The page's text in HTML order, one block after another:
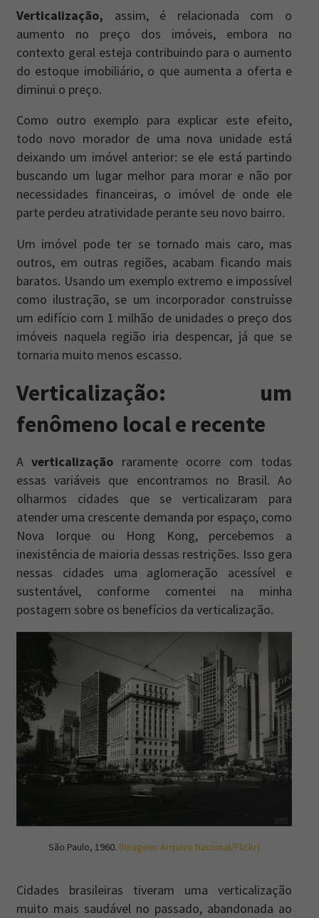
Verticalização, assim, é relacionada com o
aumento no preço dos imóveis, embora no
contexto geral esteja contribuindo para o aumento
do estoque imobiliário, o que aumenta a oferta e
diminui o preço.
Como outro exemplo para explicar este efeito,
todo novo morador de uma nova unidade está
deixando um imóvel anterior: se ele está partindo
buscando um lugar melhor para morar e não por
necessidades financeiras, o imóvel de onde ele
parte perdeu atratividade perante seu novo bairro.
Um imóvel pode ter se tornado mais caro, mas
outros, em outras regiões, acabam ficando mais
baratos. Usando um exemplo extremo e impossível
como ilustração, se um incorporador construísse
um edifício com 1 milhão de unidades o preço dos
imóveis naquela região iria despencar, já que se
tornaria muito menos escasso.
Verticalização: um
fenômeno local e recente
Averticalização raramente ocorre com todas
essas variáveis que encontramos no Brasil. Ao
olharmos cidades que se verticalizaram para
atender uma crescente demanda por espaço, como
Nova Iorque ou Hong Kong, percebemos a
inexistência de maioria dessas restrições. Isso gera
nessas cidades uma aglomeração acessível e
sustentável, conforme comentei na minha
postagem sobre os benefícios da verticalização.
São Paulo, 1960. (Imagem: Arquivo Nacional/Flickr)
Cidades brasileiras tiveram uma verticalização
muito mais saudável no passado, abandonada ao